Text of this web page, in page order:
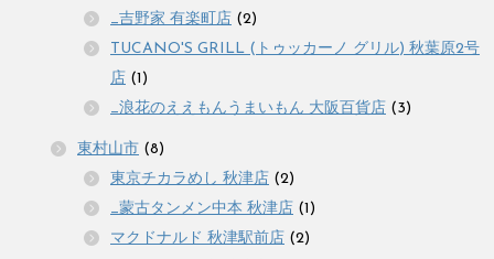
_吉野家 有楽町店 (2)
TUCANO'S GRILL (トゥッカーノ グリル) 秋葉原2号
店 (1)
_浪花のええもんうまいもん 大阪百貨店 (3)
東村山市 (8)
東京チカラめし 秋津店 (2)
_蒙古タンメン中本 秋津店 (1)
マクドナルド 秋津駅前店 (2)